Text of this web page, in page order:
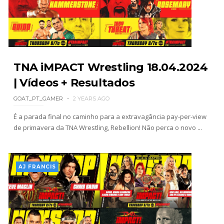
WWE: Possível adversário de Roman Reigns no
México revelado
SCSA867-Aug 07 2026
Agente livre de peso: Kairi Sane revela inúmeras
propostas após saída da WWE e pondera o
SCSA867-Aug 07 2026
WWE: Regresso de Stephanie Vaquer foi adiado
por várias semanas
SCSA867-Aug 06 2026
ESTAGNAÇÃO NO MAIN EVENT? Triple H
TNA iMPACT Wrestling 18.04.2024
| Vídeos + Resultados
GOAT_PT_GAMER 2 YEARS AGO
É a parada final no caminho para a extravagância pay-per-view
de primavera da TNA Wrestling, Rebellion! Não perca o novo ...
AJ FRANCIS